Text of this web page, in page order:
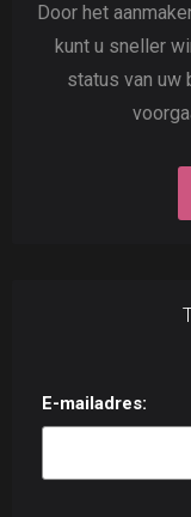
Door het
kunt u sneller
status van uw
E-mailadres: